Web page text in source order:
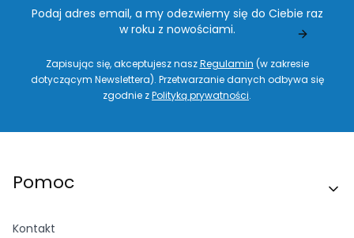
Podaj adres email, a my odezwiemy się do Ciebie raz
w roku z nowościami.
Zapisując się, akceptujesz naszRegulamin (w zakresie
dotyczącym Newslettera). Przetwarzanie danych odbywa się
zgodnie zPolityką prywatności.
Linki w stopce
Pomoc
Kontakt